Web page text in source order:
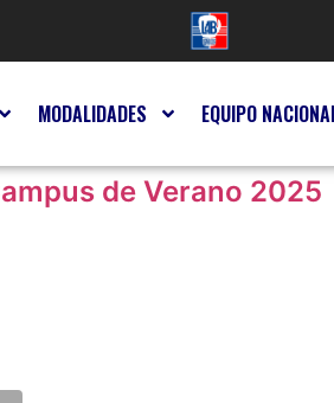
MODALIDADES EQUIPO
de Verano 2025